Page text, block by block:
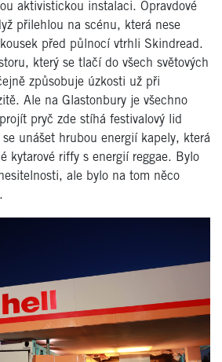
aktivistickou instalaci. Opravdové
přilehlou na scénu, která nese
před půlnocí vtrhli Skindread.
který se tlačí do všech světových
způsobuje úzkosti už při
Ale na Glastonbury je všechno
pryč zde stíhá festivalový lid
unášet hrubou energií kapely, která
kytarové riffy s energií reggae. Bylo
ale bylo na tom něco